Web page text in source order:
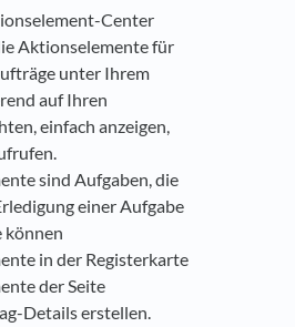
Center
Aktionselemente für
unter Ihrem
auf Ihren
einfach anzeigen,
sind Aufgaben, die
einer Aufgabe
können
in der Registerkarte
der Seite
Details erstellen.